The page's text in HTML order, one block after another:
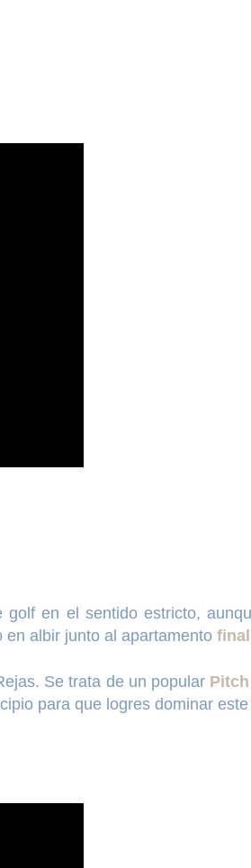
en el sentido estricto,
en albir junto al apartamento
Se trata de un popular
para que logres dominar